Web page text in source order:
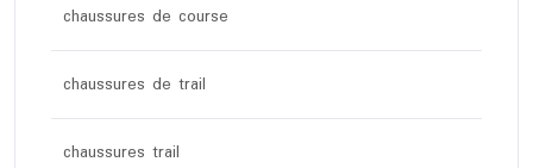
chaussures de course
chaussures de trail
chaussures trail